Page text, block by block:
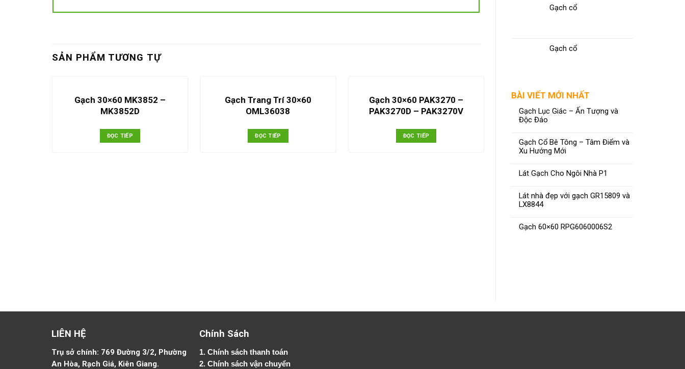
SẢN PHẨM TƯƠNG TỰ
Gạch 30×60 MK3852 –
MK3852D
ĐỌC TIẾP
Gạch Trang Trí 30×60
OML36038
ĐỌC TIẾP
Gạch 30×60 PAK3270 –
PAK3270D – PAK3270V
ĐỌC TIẾP
Gạch 30×60 VG30624 –
Gạch cổ
Gạch cổ
BÀI VIẾT MỚI NHẤT
Gạch Lục Giác – Ấn Tượng và
Độc Đáo
Gạch Cổ Bê Tông – Tâm Điểm và
Xu Hướng Mới
Lát Gạch Cho Ngôi Nhà P1
Lát nhà đẹp với gạch GR15809 và
LX8844
Gạch 60×60 RPG6060006S2
LIÊN HỆ
Trụ sở chính: 769 Đường 3/2, Phường
An Hòa, Rạch Giá, Kiên Giang.
Chính Sách
1.Chính sách thanh toán
2.Chính sách vận chuyển